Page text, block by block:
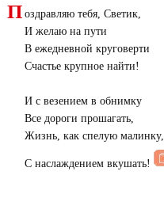
П оздравляю тебя, Светик,
И желаю на пути
В ежедневной круговерти
Счастье крупное найти!
И с везением в обнимку
Все дороги прошагать,
Жизнь, как спелую малинку,
С наслаждением вкушать!